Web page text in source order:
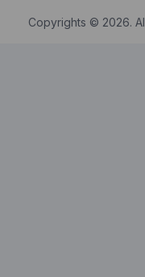
Copyrights © 2026.